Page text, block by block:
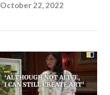
October 22, 2022